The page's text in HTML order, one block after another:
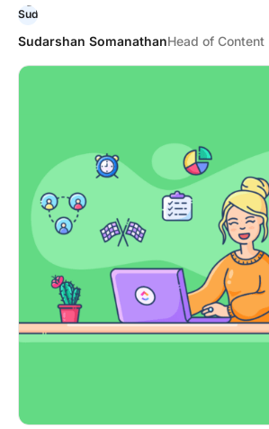
Sudarshan SomanathanHead of Content